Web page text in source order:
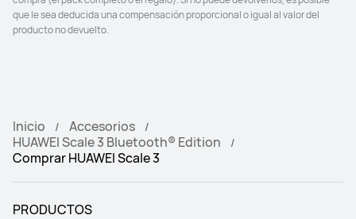
que le sea deducida una compensación proporcional o igual al valor del
Inicio
Accesorios
HUAWEI Scale 3 Bluetooth® Edition
Comprar HUAWEI Scale 3
PRODUCTOS